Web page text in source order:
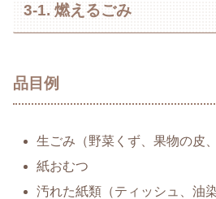
3-1. 燃えるごみ
品目例
生ごみ（野菜くず、果物の皮
紙おむつ
汚れた紙類（ティッシュ、油